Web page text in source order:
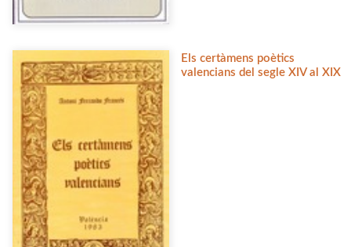
Els certàmens poètics
valencians del segle XIV al XIX